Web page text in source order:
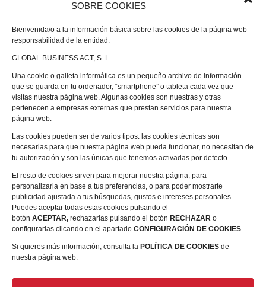
SOBRE COOKIES
Bienvenida/o a la información básica sobre las cookies de la página web
responsabilidad de la entidad:
GLOBAL BUSINESS ACT, S. L.
Una cookie o galleta informática es un pequeño archivo de información
que se guarda en tu ordenador, “smartphone” o tableta cada vez que
visitas nuestra página web. Algunas cookies son nuestras y otras
pertenecen a empresas externas que prestan servicios para nuestra
página web.
Las cookies pueden ser de varios tipos: las cookies técnicas son
necesarias para que nuestra página web pueda funcionar, no necesitan de
tu autorización y son las únicas que tenemos activadas por defecto.
El resto de cookies sirven para mejorar nuestra página, para
personalizarla en base a tus preferencias, o para poder mostrarte
publicidad ajustada a tus búsquedas, gustos e intereses personales.
Puedes aceptar todas estas cookies pulsando el
botón ACEPTAR, rechazarlas pulsando el botón RECHAZAR o
configurarlas clicando en el apartado CONFIGURACIÓN DE COOKIES.
Si quieres más información, consulta la POLÍTICA DE COOKIES de
nuestra página web.
BNI University
Encuentra tu grupo
Cómo unirse
Grupos en formación
Contáctanos
Política de Privacidad
Seguridad Protección a
compradores (política de cookies)